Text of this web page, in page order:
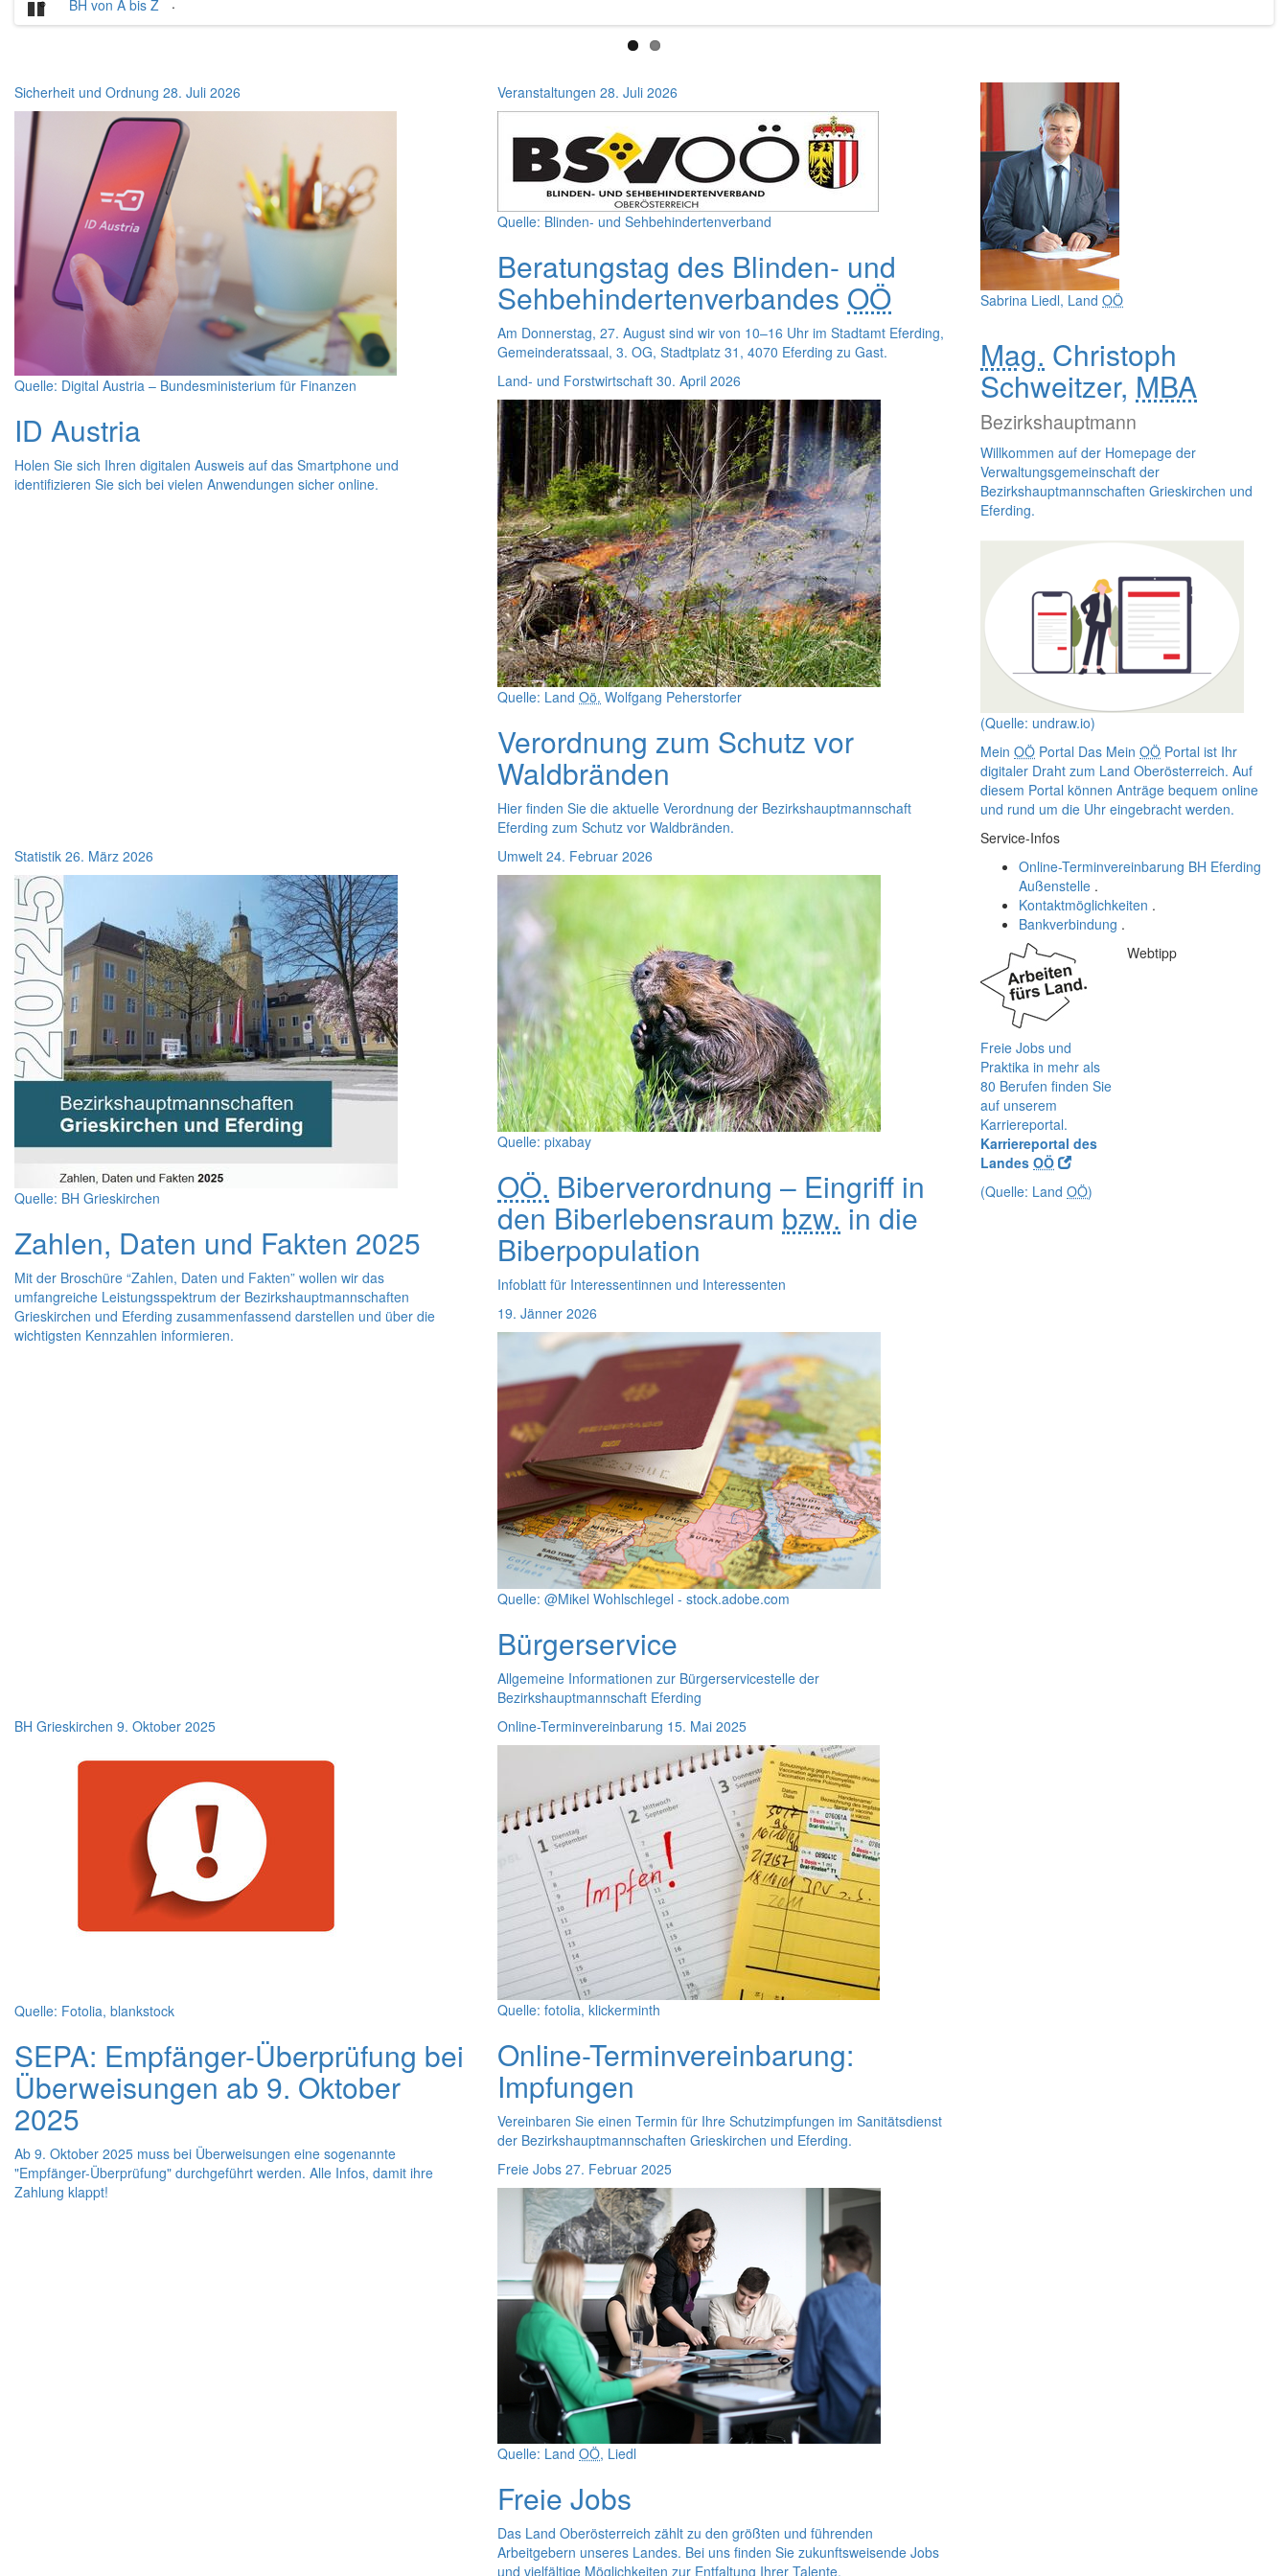
BH von A bis Z
Bezirkshauptmannschaft
Eferding
Sicherheit und Ordnung 28. Juli 2026
Quelle: Digital Austria – Bundesministerium für Finanzen
ID Austria
Holen Sie sich Ihren digitalen Ausweis auf das Smartphone und
identifizieren Sie sich bei vielen Anwendungen sicher online.
Veranstaltungen 28. Juli 2026
Quelle: Blinden- und Sehbehindertenverband
Beratungstag des Blinden- und
Sehbehindertenverbandes OÖ
Am Donnerstag, 27. August sind wir von 10–16 Uhr im Stadtamt Eferding,
Gemeinderatssaal, 3. OG, Stadtplatz 31, 4070 Eferding zu Gast.
Land- und Forstwirtschaft 30. April 2026
Quelle: Land Oö. Wolfgang Peherstorfer
Verordnung zum Schutz vor
Waldbränden
Hier finden Sie die aktuelle Verordnung der Bezirkshauptmannschaft
Eferding zum Schutz vor Waldbränden.
Statistik 26. März 2026
Quelle: BH Grieskirchen
Zahlen, Daten und Fakten 2025
Mit der Broschüre “Zahlen, Daten und Fakten” wollen wir das
umfangreiche Leistungsspektrum der Bezirkshauptmannschaften
Grieskirchen und Eferding zusammenfassend darstellen und über die
wichtigsten Kennzahlen informieren.
Umwelt 24. Februar 2026
Quelle: pixabay
OÖ. Biberverordnung – Eingriff in
den Biberlebensraum bzw. in die
Biberpopulation
Infoblatt für Interessentinnen und Interessenten
19. Jänner 2026
Quelle: @Mikel Wohlschlegel - stock.adobe.com
Bürgerservice
Allgemeine Informationen zur Bürgerservicestelle der
Bezirkshauptmannschaft Eferding
BH Grieskirchen 9. Oktober 2025
Quelle: Fotolia, blankstock
SEPA: Empfänger-Überprüfung bei
Überweisungen ab 9. Oktober
2025
Ab 9. Oktober 2025 muss bei Überweisungen eine sogenannte
"Empfänger-Überprüfung" durchgeführt werden. Alle Infos, damit ihre
Zahlung klappt!
Online-Terminvereinbarung 15. Mai 2025
Quelle: fotolia, klickerminth
Online-Terminvereinbarung:
Impfungen
Vereinbaren Sie einen Termin für Ihre Schutzimpfungen im Sanitätsdienst
der Bezirkshauptmannschaften Grieskirchen und Eferding.
Freie Jobs 27. Februar 2025
Quelle: Land OÖ, Liedl
Freie Jobs
Das Land Oberösterreich zählt zu den größten und führenden
Arbeitgebern unseres Landes. Bei uns finden Sie zukunftsweisende Jobs
und vielfältige Möglichkeiten zur Entfaltung Ihrer Talente.
Sabrina Liedl, Land OÖ
Mag. Christoph
Schweitzer, MBA
Bezirkshauptmann
Willkommen auf der Homepage der
Verwaltungsgemeinschaft der
Bezirkshauptmannschaften Grieskirchen und
Eferding.
(Quelle: undraw.io)
Mein OÖ Portal Das Mein OÖ Portal ist Ihr
digitaler Draht zum Land Oberösterreich. Auf
diesem Portal können Anträge bequem online
und rund um die Uhr eingebracht werden.
Service-Infos
Online-Terminvereinbarung BH Eferding
Außenstelle .
Kontaktmöglichkeiten .
Bankverbindung .
Webtipp
Freie Jobs und
Praktika in mehr als
80 Berufen finden Sie
auf unserem
Karriereportal.
Karriereportal des
Landes OÖ
(Quelle: Land OÖ)